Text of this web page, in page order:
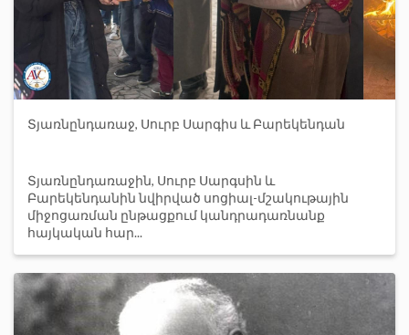
Տյառնընդառաջ, Սուրբ Սարգիս և Բարեկենդան
Տյառնընդառաջին, Սուրբ Սարգսին և
Բարեկենդանին նվիրված սոցիալ-մշակութային
միջոցառման ընթացքում կանդրադառնանք
հայկական հար...